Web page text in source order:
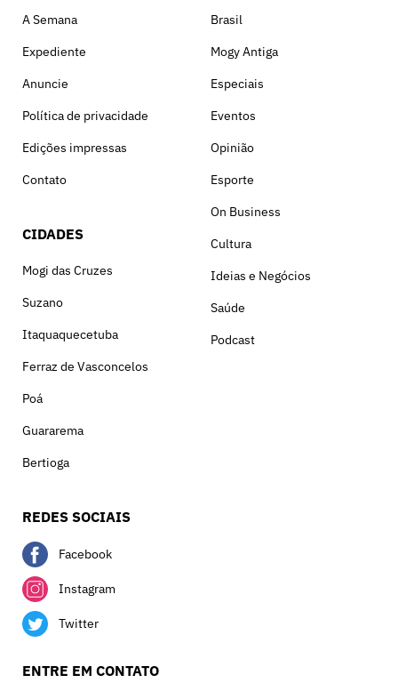
A Semana
Expediente
Anuncie
Política de privacidade
Edições impressas
Contato
CIDADES
Mogi das Cruzes
Suzano
Itaquaquecetuba
Ferraz de Vasconcelos
Poá
Guararema
Bertioga
Brasil
Mogy Antiga
Especiais
Eventos
Opinião
Esporte
On Business
Cultura
Ideias e Negócios
Saúde
Podcast
REDES SOCIAIS
Facebook
Instagram
Twitter
ENTRE EM CONTATO